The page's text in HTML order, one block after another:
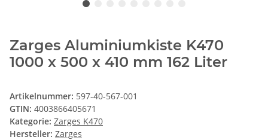
Zarges Aluminiumkiste K470
1000 x 500 x 410 mm 162 Liter
Artikelnummer: 597-40-567-001
GTIN: 4003866405671
Kategorie: Zarges K470
Hersteller: Zarges